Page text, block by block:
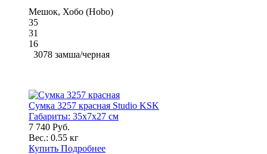
Мешок, Хобо (Hobo)
35
31
16
3078 замша/черная
Сумка 3257 красная Studio KSK
Габариты: 35x7x27 см
7 740 Руб.
Вес.: 0.55 кг
Купить Подробнее